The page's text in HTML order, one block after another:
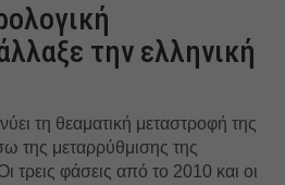
την ελληνική
τη θεαματική μεταστροφή της
της μεταρρύθμισης της
τρεις φάσεις από το 2010 και οι